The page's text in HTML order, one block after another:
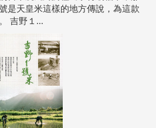
是天皇米這樣的地方傳說，為這款
吉野１...